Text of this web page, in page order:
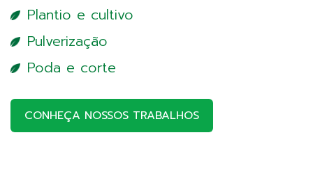
Plantio e cultivo
Pulverização
Poda e corte
CONHEÇA NOSSOS TRABALHOS